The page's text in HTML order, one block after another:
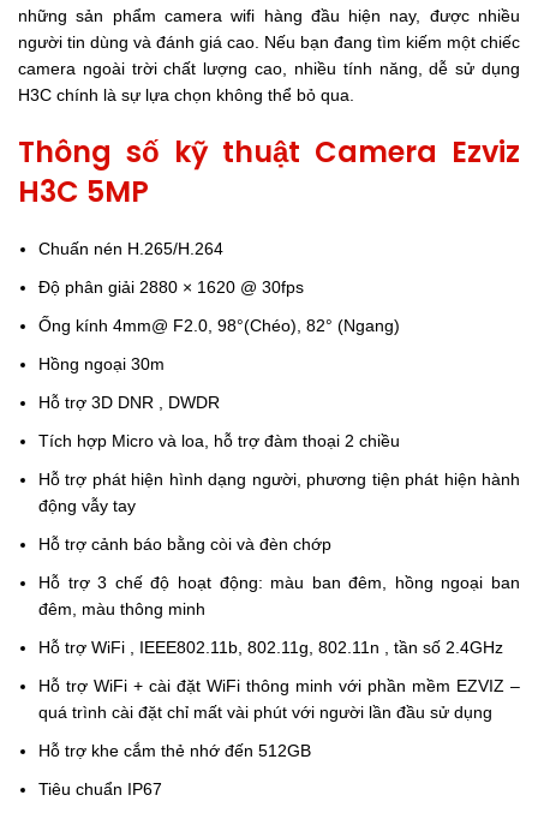
những sản phẩm camera wifi hàng đầu hiện nay, được nhiều
người tin dùng và đánh giá cao. Nếu bạn đang tìm kiếm một chiếc
camera ngoài trời chất lượng cao, nhiều tính năng, dễ sử dụng
H3C chính là sự lựa chọn không thể bỏ qua.
Thông số kỹ thuật Camera Ezviz
H3C 5MP
Chuấn nén H.265/H.264
Độ phân giải 2880 × 1620 @ 30fps
Ống kính 4mm@ F2.0, 98°(Chéo), 82° (Ngang)
Hồng ngoại 30m
Hỗ trợ 3D DNR , DWDR
Tích hợp Micro và loa, hỗ trợ đàm thoại 2 chiều
Hỗ trợ phát hiện hình dạng người, phương tiện phát hiện hành
động vẫy tay
Hỗ trợ cảnh báo bằng còi và đèn chớp
Hỗ trợ 3 chế độ hoạt động: màu ban đêm, hồng ngoại ban
đêm, màu thông minh
Hỗ trợ WiFi , IEEE802.11b, 802.11g, 802.11n , tần số 2.4GHz
Hỗ trợ WiFi + cài đặt WiFi thông minh với phần mềm EZVIZ –
quá trình cài đặt chỉ mất vài phút với người lần đầu sử dụng
Hỗ trợ khe cắm thẻ nhớ đến 512GB
Tiêu chuẩn IP67